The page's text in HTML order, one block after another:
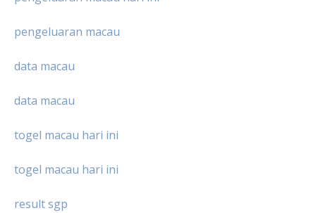
pengeluaran macau
data macau
data macau
togel macau hari ini
togel macau hari ini
result sgp